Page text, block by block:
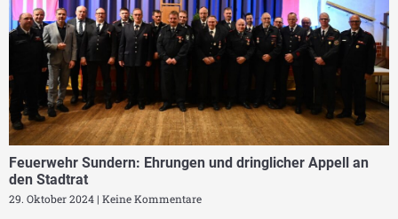
Feuerwehr Sundern: Ehrungen und dringlicher Appell an
den Stadtrat
29. Oktober 2024 Keine Kommentare